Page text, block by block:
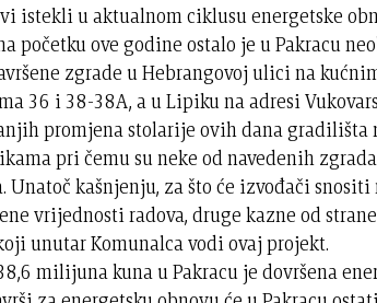
istekli u aktualnom ciklusu energetske
početku ove godine ostalo je u Pakracu
zgrade u Hebrangovoj ulici na
36 i 38-38A, a u Lipiku na adresi
promjena stolarije ovih dana
pri čemu su neke od navedenih
Unatoč kašnjenju, za što će izvođači
vrijednosti radova, druge kazne od
unutar Komunalca vodi ovaj projekt.
milijuna kuna u Pakracu je dovršena